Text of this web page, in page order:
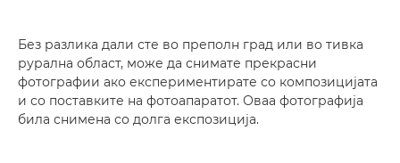
Без разлика дали сте во преполн град или во тивка
рурална област, може да снимате прекрасни
фотографии ако експериментирате со композицијата
и со поставките на фотоапаратот. Оваа фотографија
била снимена со долга експозиција.